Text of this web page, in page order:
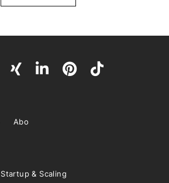
Abo
Startup & Scaling